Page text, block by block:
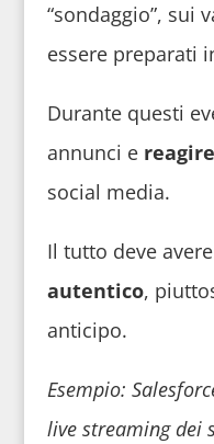
“sondaggio”, sui
essere preparati
Durante questi
annunci e reagire
social media.
Il tutto deve
autentico,
anticipo.
Esempio:
live streaming dei